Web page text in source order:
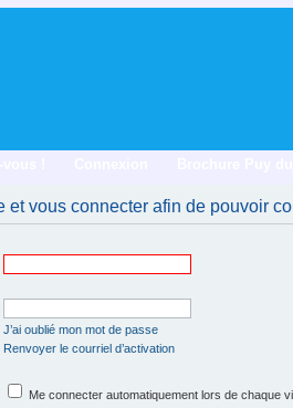
et vous connecter afin de pouvoir
J’ai oublié mon mot de passe
Renvoyer le courriel d’activation
Me connecter automatiquement lors de chaque